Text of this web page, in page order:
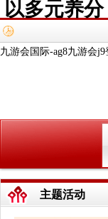
以多元养
九游会国际-ag8九游会j9
主题活动